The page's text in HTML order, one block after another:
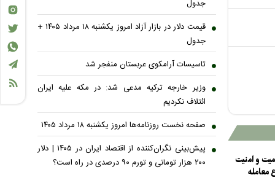
و امنیت
معامله
جدول
قیمت دلار در بازار آزاد امروز یکشنبه ۱۸ مرداد ۱۴۰۵ +
جدول
تاسیسات آرامکوی عربستان منفجر شد
وزیر خارجه ترکیه مدعی شد: در مکه علیه ایران
ائتلاف نکردیم
صفحه نخست روزنامه‌ها امروز یکشنبه ۱۸ مرداد ۱۴۰۵
پیش‌بینی نگران‌کننده از اقتصاد ایران در ۱۴۰۵ | دلار
۲۰۰ هزار تومانی و تورم ۹۰ درصدی در راه است؟